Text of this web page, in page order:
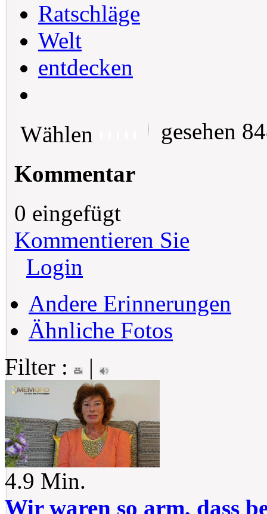
Ratschläge
Welt
entdecken
Wählen
gesehen
Kommentar
0 eingefügt
Kommentieren Sie
Login
Andere Erinnerungen
Ähnliche Fotos
Filter :
|
4.9 Min.
Wir waren so arm, dass